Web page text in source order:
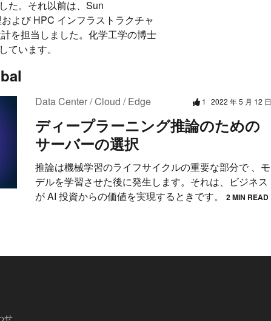
た。それ以前は、Sun
よび HPC インフラストラクチャ
を担当しました。化学工学の博士
ています。
Data Center / Cloud / Edge 1 2022 年 5 月 12 日
ディープラーニング推論のための
サーバーの選択
推論は機械学習のライフサイクルの重要な部分で 、モ
デルを学習させた後に発生します。それは、ビジネス
が AI 投資からの価値を実現するときです。
2 MIN READ
せ